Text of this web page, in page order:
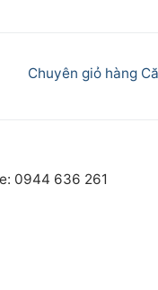
Next
Chuyên giỏ hàng
0944 636 261